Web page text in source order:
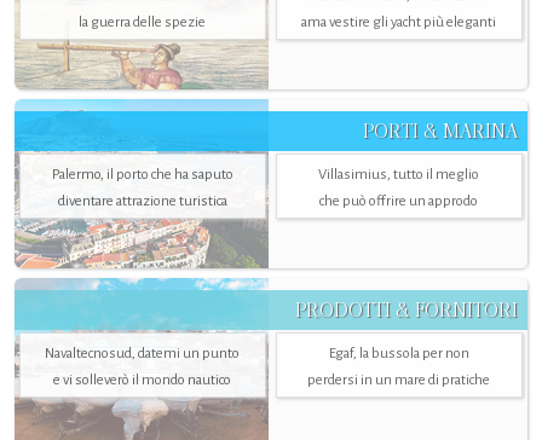
la guerra delle spezie
ama vestire gli yacht più eleganti
PORTI & MARINA
Palermo, il porto che ha saputo
diventare attrazione turistica
Villasimius, tutto il meglio
che può offrire un approdo
PRODOTTI & FORNITORI
Navaltecnosud, datemi un punto
e vi solleverò il mondo nautico
Egaf, la bussola per non
perdersi in un mare di pratiche